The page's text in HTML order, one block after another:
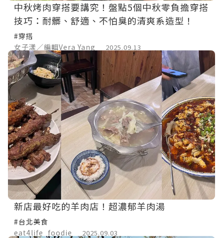
中秋烤肉穿搭要講究！盤點5個中秋零負擔穿搭
技巧：耐髒、舒適、不怕臭的清爽系造型！
#穿搭
女子漾／編輯Vera Yang
2025.09.13
新店最好吃的羊肉店！超濃郁羊肉湯
#台北美食
eat4life_foodie
2025.09.03